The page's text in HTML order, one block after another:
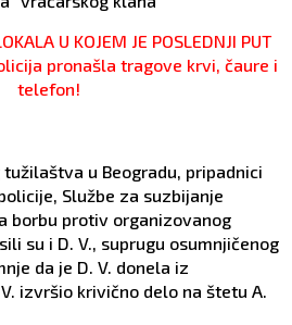
U KOJEM JE POSLEDNJI PUT
pronašla tragove krvi, čaure i
telefon!
u Beogradu, pripadnici
Službe za suzbijanje
borbu protiv organizovanog
su i D. V., suprugu osumnjičenog
da je D. V. donela iz
izvršio krivično delo na štetu A.